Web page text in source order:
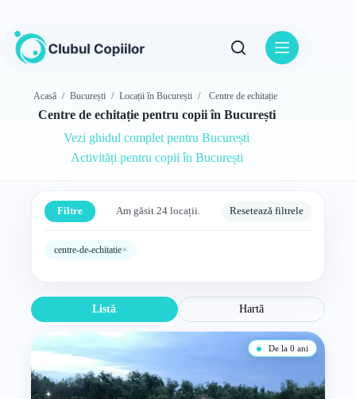
conținut
Acasă / București / Locații în București / Centre de echitație
Centre de echitație pentru copii în București
Vezi ghidul complet pentru București
Activități pentru copii în București
Filtre Am găsit 24 locații. Resetează filtrele
centre-de-echitatie×
Listă Hartă
De la 0 ani